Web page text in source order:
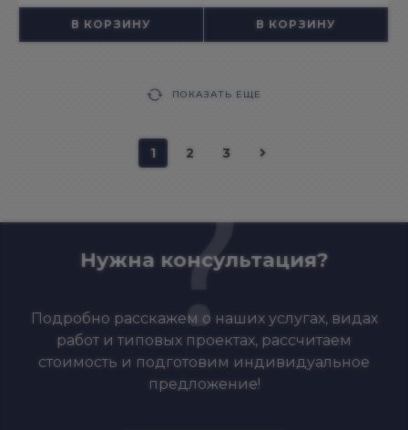
В КОРЗИНУ В КОРЗИНУ
ПОКАЗАТЬ ЕЩЕ
1 2 3
Нужна консультация?
Подробно расскажем о наших услугах, видах
работ и типовых проектах, рассчитаем
стоимость и подготовим индивидуальное
предложение!